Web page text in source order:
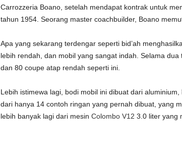
Carrozzeria Boano, setelah mendapat kontrak untuk
tahun 1954. Seorang master coachbuilder, Boano
Apa yang sekarang terdengar seperti bid’ah
lebih rendah, dan mobil yang sangat indah. Selama
dan 80 coupe atap rendah seperti ini.
Lebih istimewa lagi, bodi mobil ini dibuat dari
dari hanya 14 contoh ringan yang pernah dibuat, yang
lebih banyak lagi dari mesin Colombo V12 3.0 liter yang